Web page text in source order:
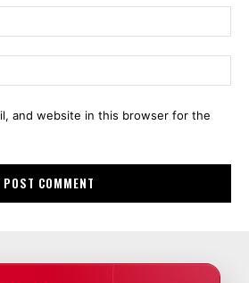
and website in this browser for the